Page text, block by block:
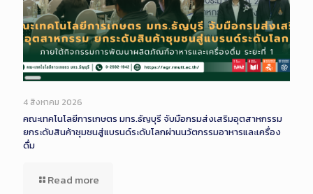
Long
Description
4 สิงหาคม 2026
คณะเทคโนโลยีการเกษตร มทร.ธัญบุรี จับมือกรมส่งเสริมอุตสาหกรรม
ยกระดับสินค้าชุมชนสู่แบรนด์ระดับโลกผ่านนวัตกรรมอาหารและเครื่อง
ดื่ม
Read more